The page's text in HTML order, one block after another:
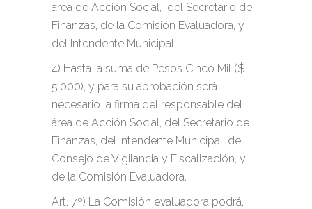
área de Acción Social, del Secretario de
Finanzas, de la Comisión Evaluadora, y
del Intendente Municipal;
4) Hasta la suma de Pesos Cinco Mil ($
5.000), y para su aprobación será
necesario la firma del responsable del
área de Acción Social, del Secretario de
Finanzas, del Intendente Municipal, del
Consejo de Vigilancia y Fiscalización, y
de la Comisión Evaluadora.
Art. 7º) La Comisión evaluadora podrá,